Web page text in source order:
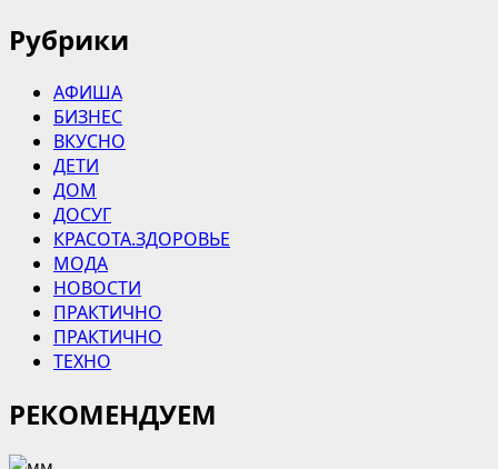
Рубрики
АФИША
БИЗНЕС
ВКУСНО
ДЕТИ
ДОМ
ДОСУГ
КРАСОТА.ЗДОРОВЬЕ
МОДА
НОВОСТИ
ПРАКТИЧНО
ПРАКТИЧНО
ТЕХНО
РЕКОМЕНДУЕМ